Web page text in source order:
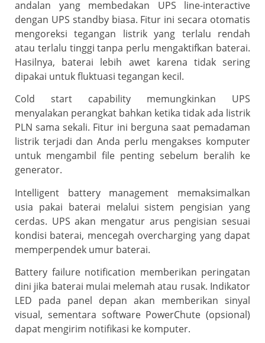
andalan yang membedakan UPS line-interactive
dengan UPS standby biasa. Fitur ini secara otomatis
mengoreksi tegangan listrik yang terlalu rendah
atau terlalu tinggi tanpa perlu mengaktifkan baterai.
Hasilnya, baterai lebih awet karena tidak sering
dipakai untuk fluktuasi tegangan kecil.
Cold start capability memungkinkan UPS
menyalakan perangkat bahkan ketika tidak ada listrik
PLN sama sekali. Fitur ini berguna saat pemadaman
listrik terjadi dan Anda perlu mengakses komputer
untuk mengambil file penting sebelum beralih ke
generator.
Intelligent battery management memaksimalkan
usia pakai baterai melalui sistem pengisian yang
cerdas. UPS akan mengatur arus pengisian sesuai
kondisi baterai, mencegah overcharging yang dapat
memperpendek umur baterai.
Battery failure notification memberikan peringatan
dini jika baterai mulai melemah atau rusak. Indikator
LED pada panel depan akan memberikan sinyal
visual, sementara software PowerChute (opsional)
dapat mengirim notifikasi ke komputer.